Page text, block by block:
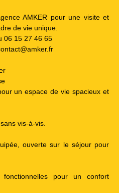
AMKER pour une visite et
de vie unique.
06 15 27 46 65
un espace de vie spacieux et
vis-à-vis.
ouverte sur le séjour pour
pour un confort